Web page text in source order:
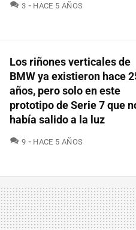
3 COMENTARIOS
HACE 5 AÑOS
Los riñones verticales de
BMW ya existieron hace
años, pero solo en este
prototipo de Serie 7 que
había salido a la luz
9 COMENTARIOS
HACE 5 AÑOS